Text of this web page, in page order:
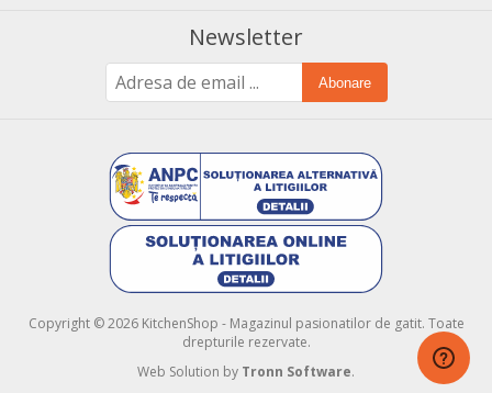
Newsletter
Abonare
Copyright © 2026 KitchenShop - Magazinul pasionatilor de gatit. Toate
drepturile rezervate.
Web Solution by Tronn Software.